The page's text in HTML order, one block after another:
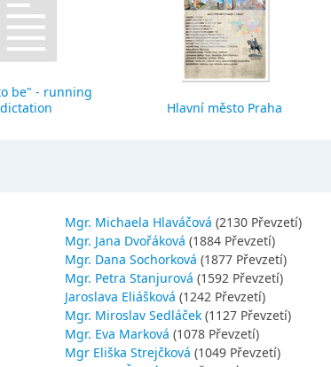
be" - running
dictation
Hlavní město Praha
Mgr. Michaela Hlaváčová (2130 Převzetí)
Mgr. Jana Dvořáková (1884 Převzetí)
Mgr. Dana Sochorková (1877 Převzetí)
Mgr. Petra Stanjurová (1592 Převzetí)
Jaroslava Eliášková (1242 Převzetí)
Mgr. Miroslav Sedláček (1127 Převzetí)
Mgr. Eva Marková (1078 Převzetí)
Mgr Eliška Strejčková (1049 Převzetí)